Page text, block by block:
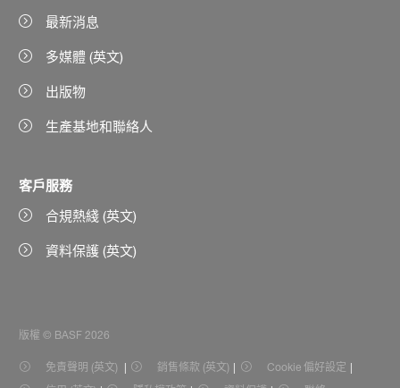
最新消息
多媒體 (英文)
出版物
生產基地和聯絡人
客戶服務
合規熱綫 (英文)
資料保護 (英文)
版權 © BASF 2026
免責聲明 (英文) 銷售條款 (英文)
Cookie 偏好設定